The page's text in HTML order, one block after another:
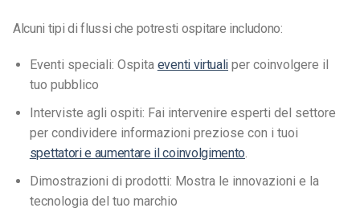
Alcuni tipi di flussi che potresti ospitare includono:
Eventi speciali: Ospita eventi virtuali per coinvolgere il
tuo pubblico
Interviste agli ospiti: Fai intervenire esperti del settore
per condividere informazioni preziose con i tuoi
spettatori e aumentare il coinvolgimento.
Dimostrazioni di prodotti: Mostra le innovazioni e la
tecnologia del tuo marchio